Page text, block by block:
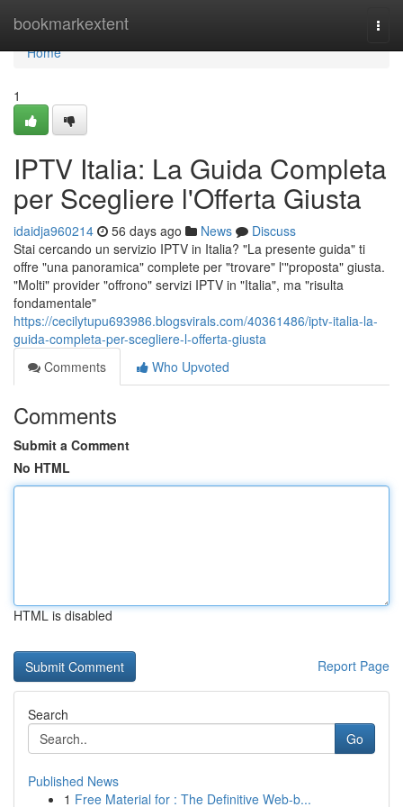
bookmarkextent
Home
Home
1
IPTV Italia: La Guida Completa
per Scegliere l'Offerta Giusta
idaidja960214 56 days ago News
Discuss
Stai cercando un servizio IPTV in Italia? "La presente guida" ti
offre "una panoramica" complete per "trovare" l'"proposta" giusta.
"Molti" provider "offrono" servizi IPTV in "Italia", ma "risulta
fondamentale"
https://cecilytupu693986.blogsvirals.com/40361486/iptv-italia-la-
guida-completa-per-scegliere-l-offerta-giusta
Comments
Who Upvoted
Comments
Submit a Comment
No HTML
HTML is disabled
Report Page
Search
Go
Published News
1 Free Material for : The Definitive Web-b...